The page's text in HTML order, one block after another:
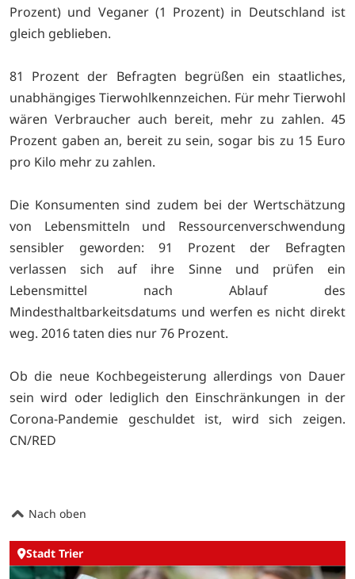
Prozent) und Veganer (1 Prozent) in Deutschland ist
gleich geblieben.
81 Prozent der Befragten begrüßen ein staatliches,
unabhängiges Tierwohlkennzeichen. Für mehr Tierwohl
wären Verbraucher auch bereit, mehr zu zahlen. 45
Prozent gaben an, bereit zu sein, sogar bis zu 15 Euro
pro Kilo mehr zu zahlen.
Die Konsumenten sind zudem bei der Wertschätzung
von Lebensmitteln und Ressourcenverschwendung
sensibler geworden: 91 Prozent der Befragten
verlassen sich auf ihre Sinne und prüfen ein
Lebensmittel nach Ablauf des
Mindesthaltbarkeitsdatums und werfen es nicht direkt
weg. 2016 taten dies nur 76 Prozent.
Ob die neue Kochbegeisterung allerdings von Dauer
sein wird oder lediglich den Einschränkungen in der
Corona-Pandemie geschuldet ist, wird sich zeigen.
CN/RED
Nach oben
Stadt Trier